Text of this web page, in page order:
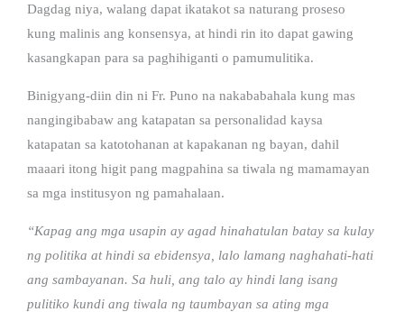
Dagdag niya, walang dapat ikatakot sa naturang proseso
kung malinis ang konsensya, at hindi rin ito dapat gawing
kasangkapan para sa paghihiganti o pamumulitika.
Binigyang-diin din ni Fr. Puno na nakababahala kung mas
nangingibabaw ang katapatan sa personalidad kaysa
katapatan sa katotohanan at kapakanan ng bayan, dahil
maaari itong higit pang magpahina sa tiwala ng mamamayan
sa mga institusyon ng pamahalaan.
“Kapag ang mga usapin ay agad hinahatulan batay sa kulay
ng politika at hindi sa ebidensya, lalo lamang naghahati-hati
ang sambayanan. Sa huli, ang talo ay hindi lang isang
pulitiko kundi ang tiwala ng taumbayan sa ating mga